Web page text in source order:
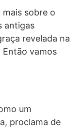
sobre o
antigas
revelada na
Então vamos
um
proclama de